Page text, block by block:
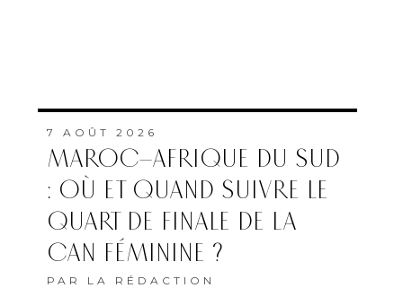
7 AOÛT 2026
MAROC–AFRIQUE DU SUD
: OÙ ET QUAND SUIVRE LE
QUART DE FINALE DE LA
CAN FÉMININE ?
PAR LA RÉDACTION